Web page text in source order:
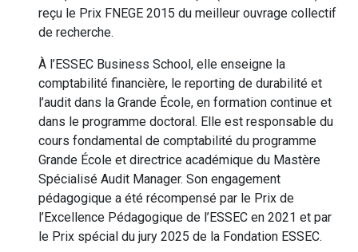
reçu le Prix FNEGE 2015 du meilleur ouvrage collectif
de recherche.
À l’ESSEC Business School, elle enseigne la
comptabilité financière, le reporting de durabilité et
l’audit dans la Grande École, en formation continue et
dans le programme doctoral. Elle est responsable du
cours fondamental de comptabilité du programme
Grande École et directrice académique du Mastère
Spécialisé Audit Manager. Son engagement
pédagogique a été récompensé par le Prix de
l’Excellence Pédagogique de l’ESSEC en 2021 et par
le Prix spécial du jury 2025 de la Fondation ESSEC.